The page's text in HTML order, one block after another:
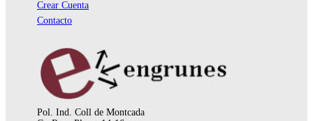
Crear Cuenta
Contacto
Pol. Ind. Coll de Montcada